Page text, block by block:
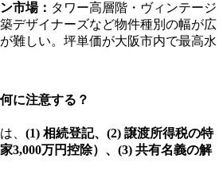
市場： タワー高層階・ヴィンテージ
デザイナーズなど物件種別の幅が広
難しい。坪単価が大阪市内で最高水
に注意する？
、 (1) 相続登記、(2) 譲渡所得税の特
3,000万円控除）、(3) 共有名義の解